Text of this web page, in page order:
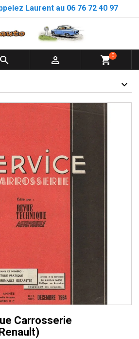
Laurent au 06 76 72 40 97
  shopping_cart0
Carrosserie